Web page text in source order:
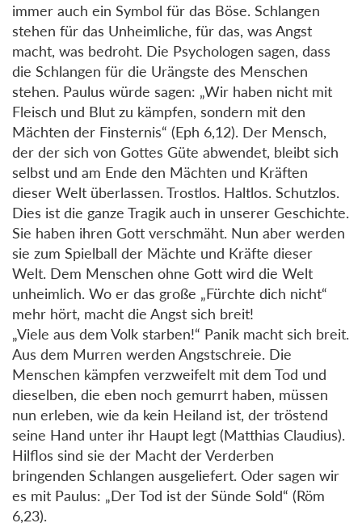
immer auch ein Symbol für das Böse. Schlangen
stehen für das Unheimliche, für das, was Angst
macht, was bedroht. Die Psychologen sagen, dass
die Schlangen für die Urängste des Menschen
stehen. Paulus würde sagen: „Wir haben nicht mit
Fleisch und Blut zu kämpfen, sondern mit den
Mächten der Finsternis“ (Eph 6,12). Der Mensch,
der der sich von Gottes Güte abwendet, bleibt sich
selbst und am Ende den Mächten und Kräften
dieser Welt überlassen. Trostlos. Haltlos. Schutzlos.
Dies ist die ganze Tragik auch in unserer Geschichte.
Sie haben ihren Gott verschmäht. Nun aber werden
sie zum Spielball der Mächte und Kräfte dieser
Welt. Dem Menschen ohne Gott wird die Welt
unheimlich. Wo er das große „Fürchte dich nicht“
mehr hört, macht die Angst sich breit!
„Viele aus dem Volk starben!“ Panik macht sich breit.
Aus dem Murren werden Angstschreie. Die
Menschen kämpfen verzweifelt mit dem Tod und
dieselben, die eben noch gemurrt haben, müssen
nun erleben, wie da kein Heiland ist, der tröstend
seine Hand unter ihr Haupt legt (Matthias Claudius).
Hilflos sind sie der Macht der Verderben
bringenden Schlangen ausgeliefert. Oder sagen wir
es mit Paulus: „Der Tod ist der Sünde Sold“ (Röm
6,23).